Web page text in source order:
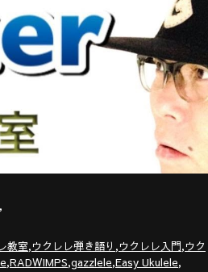
,
教室,ウクレレ弾き語り ,ウクレレ入門,ウク
,RADWIMPS,gazzlele,Easy Ukulele,